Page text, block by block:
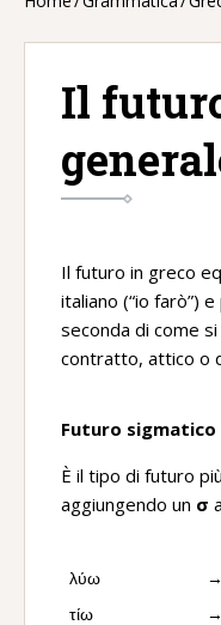
Il
Il futuro in greco
italiano (“io farò”)
seconda di come
contratto, attico o
Futuro sigmatico
È il tipo di futuro
aggiungendo un σ
λύω →
τίω
→